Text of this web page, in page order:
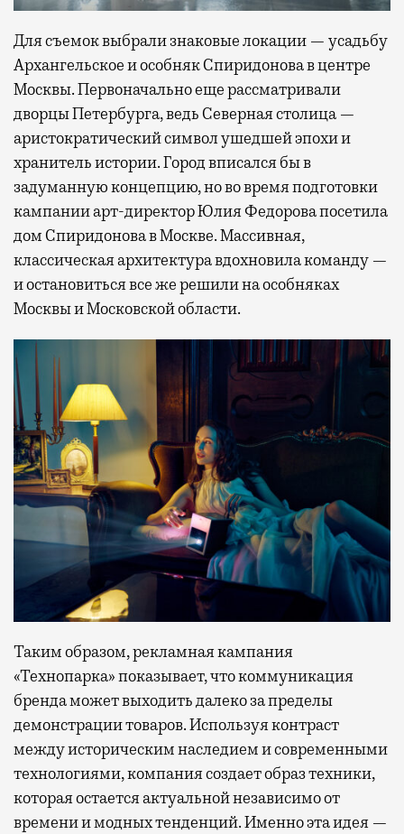
Для съемок выбрали знаковые локации — усадьбу
Архангельское и особняк Спиридонова в центре
Москвы. Первоначально еще рассматривали
дворцы Петербурга, ведь Северная столица —
аристократический символ ушедшей эпохи и
хранитель истории. Город вписался бы в
задуманную концепцию, но во время подготовки
кампании арт-директор Юлия Федорова посетила
дом Спиридонова в Москве. Массивная,
классическая архитектура вдохновила команду —
и остановиться все же решили на особняках
Москвы и Московской области.
Таким образом, рекламная кампания
«Технопарка» показывает, что коммуникация
бренда может выходить далеко за пределы
демонстрации товаров. Используя контраст
между историческим наследием и современными
технологиями, компания создает образ техники,
которая остается актуальной независимо от
времени и модных тенденций. Именно эта идея —